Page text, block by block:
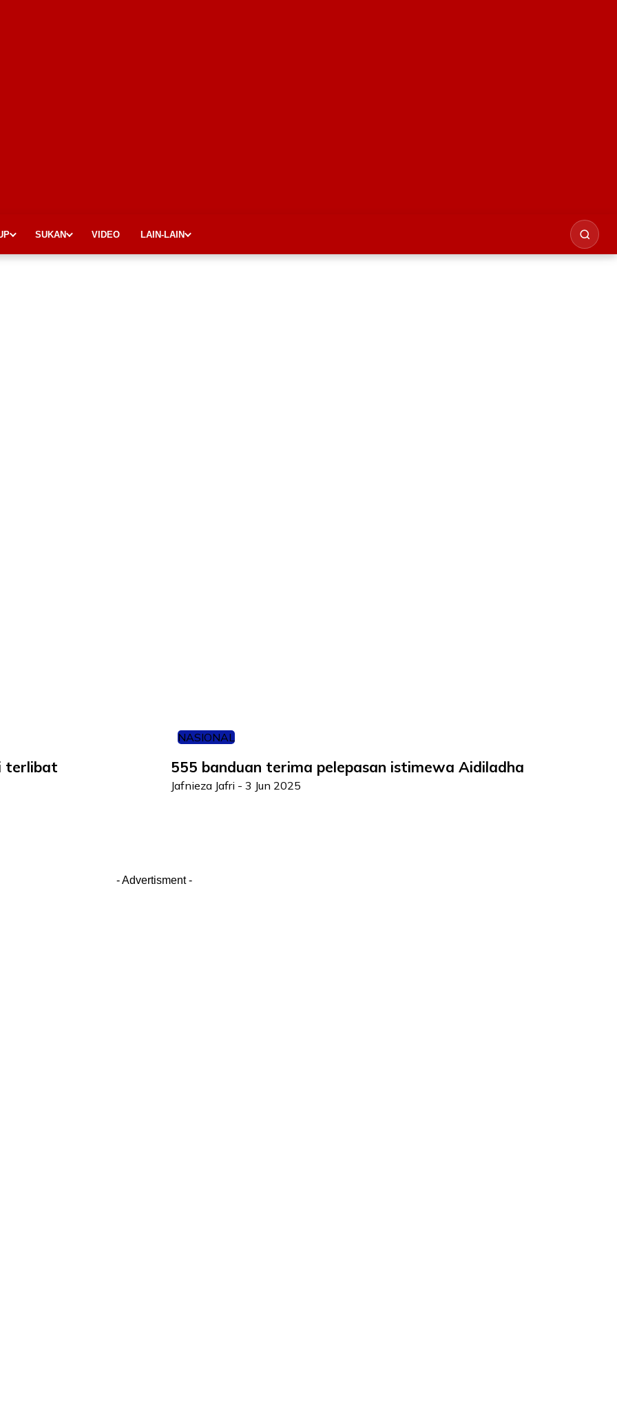
SUKAN VIDEO LAIN-LAIN
terlibat
NASIONAL
555 banduan terima pelepasan istimewa Aidiladha
Jafnieza Jafri - 3 Jun 2025
- Advertisment -